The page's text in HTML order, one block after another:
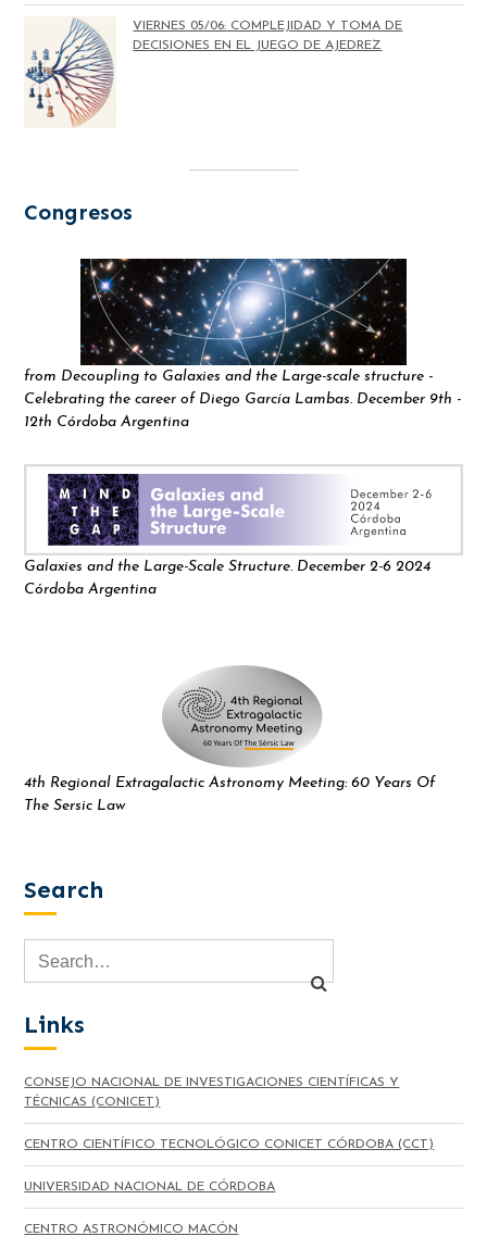
VIERNES 05/06: COMPLEJIDAD Y TOMA DE
DECISIONES EN EL JUEGO DE AJEDREZ
Congresos
from Decoupling to Galaxies and the Large-scale structure -
Celebrating the career of Diego García Lambas. December 9th -
12th Córdoba Argentina
Galaxies and the Large-Scale Structure. December 2-6 2024
Córdoba Argentina
4th Regional Extragalactic Astronomy Meeting: 60 Years Of
The Sersic Law
Search
Links
CONSEJO NACIONAL DE INVESTIGACIONES CIENTÍFICAS Y
TÉCNICAS (CONICET)
CENTRO CIENTÍFICO TECNOLÓGICO CONICET CÓRDOBA (CCT)
UNIVERSIDAD NACIONAL DE CÓRDOBA
CENTRO ASTRONÓMICO MACÓN